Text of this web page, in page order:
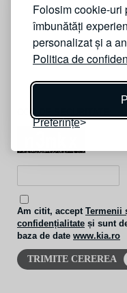
Folosim cookie-uri
îmbunătăți
personalizat și a
Politica de
Preferințe
COD DE SECURITATE:
Am citit, accept Termenii
confidențialitate și sunt
baza de date www.kia.ro
TRIMITE CEREREA